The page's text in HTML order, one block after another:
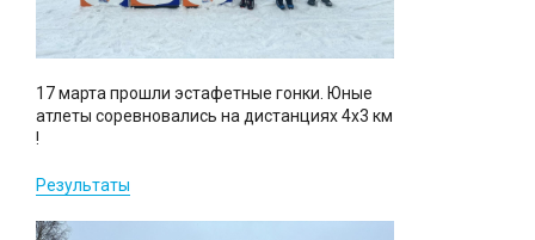
17 марта прошли эстафетные гонки. Юные
атлеты соревновались на дистанциях 4х3 км
!
Результаты